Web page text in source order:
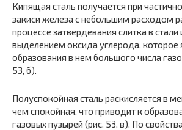
Кипящая сталь получается при
закиси железа с небольшим расходом
процессе затвердевания слитка в
выделением оксида углерода, которое
образования в нем большого числа
53, б).
Полуспокойная сталь раскисляется в
чем спокойная, что приводит к
газо­вых пузырей (рис. 53, в). По